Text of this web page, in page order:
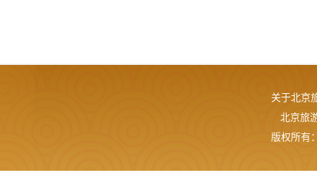
关于北京
北京旅
版权所有